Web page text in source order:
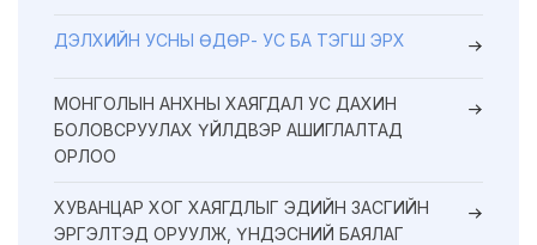
ДЭЛХИЙН УСНЫ ӨДӨР- УС БА ТЭГШ ЭРХ
МОНГОЛЫН АНХНЫ ХАЯГДАЛ УС ДАХИН
БОЛОВСРУУЛАХ ҮЙЛДВЭР АШИГЛАЛТАД
ОРЛОО
ХУВАНЦАР ХОГ ХАЯГДЛЫГ ЭДИЙН ЗАСГИЙН
ЭРГЭЛТЭД ОРУУЛЖ, ҮНДЭСНИЙ БАЯЛАГ